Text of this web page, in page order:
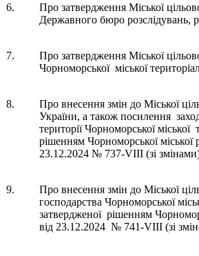
6.
Про затвердження Міської
Державного бюро розслідувань,
7.
Про затвердження Міської
Чорноморської міської
8.
Про внесення змін до Міської
України, а також посилення
території Чорноморської
рішенням Чорноморської міської
23.12.2024 № 737-VIII (зі
9.
Про внесення змін до Міської
господарства Чорноморської
затвердженої рішенням
від 23.12.2024 № 741-VIII (зі